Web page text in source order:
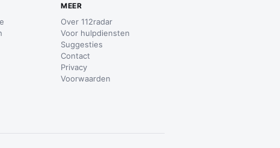
MEER
Over 112radar
Voor hulpdiensten
Suggesties
Contact
Privacy
Voorwaarden